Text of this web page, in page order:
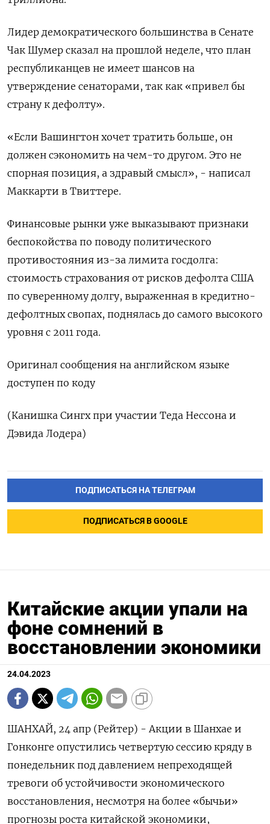
Лидер демократического большинства в Сенате
Чак Шумер сказал на прошлой неделе, что план
республиканцев не имеет шансов на
утверждение сенаторами, так как «привел бы
страну к дефолту».
«Если Вашингтон хочет тратить больше, он
должен сэкономить на чем-то другом. Это не
спорная позиция, а здравый смысл», - написал
Маккарти в Твиттере.
Финансовые рынки уже выказывают признаки
беспокойства по поводу политического
противостояния из-за лимита госдолга:
стоимость страхования от рисков дефолта США
по суверенному долгу, выраженная в кредитно-
дефолтных свопах, поднялась до самого высокого
уровня с 2011 года.
Оригинал сообщения на английском языке
доступен по коду
(Канишка Сингх при участии Теда Нессона и
Дэвида Лодера)
ПОДПИСАТЬСЯ НА ТЕЛЕГРАМ
ПОДПИСАТЬСЯ В GOOGLE
Китайские акции упали на
фоне сомнений в
восстановлении экономики
24.04.2023
ШАНХАЙ, 24 апр (Рейтер) - Акции в Шанхае и
Гонконге опустились четвертую сессию кряду в
понедельник под давлением непреходящей
тревоги об устойчивости экономического
восстановления, несмотря на более «бычьи»
прогнозы роста китайской экономики,